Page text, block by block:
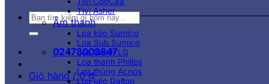
Tìm
kiếm:
02473003847
Giỏ hàng /0₫
Tivi Asher
Âm thanh
Loa kéo Sumico
Loa Sub Sumico
Loa thanh LG
Loa thanh Philips
Loa thùng Acnos
Loa kéo Dalton